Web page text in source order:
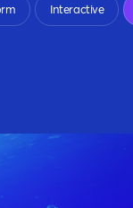
Interactive
Interactive